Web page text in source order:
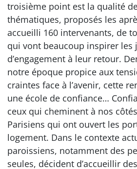
troisième point est la qualité
thématiques, proposés les
accueilli 160 intervenants, de
qui vont beaucoup inspirer les
d’engagement à leur retour.
notre époque propice aux
craintes face à l’avenir, cette
une école de confiance…
ceux qui cheminent à nos
Parisiens qui ont ouvert les
logement. Dans le contexte
paroissiens, notamment des
seules, décident d’accueillir